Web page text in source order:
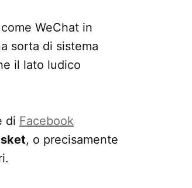
come WeChat in
sorta di sistema
il lato ludico
di Facebook
, o precisamente